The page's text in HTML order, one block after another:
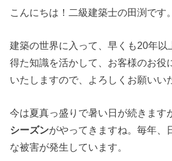
こんにちは！二級建築士の田渕です。
建築の世界に入って、早くも20年以
得た知識を活かして、お客様のお役
いたしますので、よろしくお願いい
今は夏真っ盛りで暑い日が続きます
シーズンがやってきますね。毎年、
な被害が発生しています。